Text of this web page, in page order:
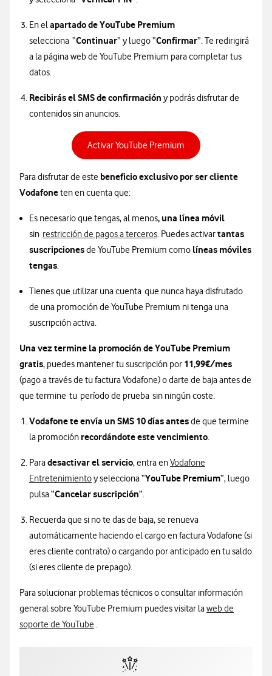
En elapartado de YouTube Premium
selecciona “Continuar” y luego “Confirmar”. Te redirigirá
a la página web de YouTube Premium para completar tus
datos.
Recibirás el SMS de confirmación y podrás disfrutar de
contenidos sin anuncios.
Activar YouTube Premium
Para disfrutar de este beneficio exclusivo por ser cliente
Vodafoneten en cuenta que:
Es necesario que tengas, al menos, una línea móvil
sin restricción de pagos a terceros. Puedes activartantas
suscripcionesde YouTube Premium como líneas móviles
tengas.
Tienes que utilizar una cuenta que nunca haya disfrutado
de una promoción de YouTube Premium ni tenga una
suscripción activa.
Una vez termine la promoción de YouTube Premium
gratis, puedes mantener tu suscripción por 11,99€/mes
(pago a través de tu factura Vodafone) o darte de baja antes de
que termine tu período de prueba sin ningún coste.
Vodafone te envía un SMS 10 días antesde que termine
la promoción recordándote este vencimiento.
Paradesactivar el servicio, entra enVodafone
EntretenimientoInformación sobre cómo activar promoción
y selecciona “YouTube Premium”, luego
pulsa “Cancelar suscripción”.
Recuerda que si no te das de baja, se renueva
automáticamente haciendo el cargo en factura Vodafone (si
eres cliente contrato) o cargando por anticipado en tu saldo
(si eres cliente de prepago).
Para solucionar problemas técnicos o consultar información
general sobre YouTube Premium puedes visitar laweb de
soporte de YouTube .